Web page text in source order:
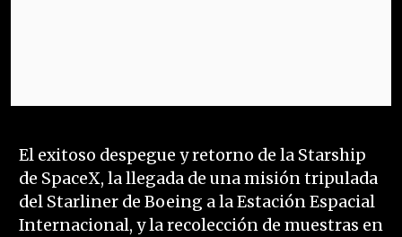
El exitoso despegue y retorno de la Starship
de SpaceX, la llegada de una misión tripulada
del Starliner de Boeing a la Estación Espacial
Internacional, y la recolección de muestras en